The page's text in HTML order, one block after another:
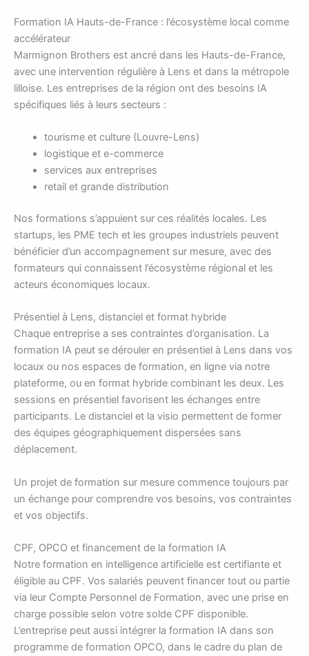
Formation IA Hauts-de-France : l’écosystème local comme
accélérateur
Marmignon Brothers est ancré dans les Hauts-de-France,
avec une intervention régulière à Lens et dans la métropole
lilloise. Les entreprises de la région ont des besoins IA
spécifiques liés à leurs secteurs :
tourisme et culture (Louvre-Lens)
logistique et e-commerce
services aux entreprises
retail et grande distribution
Nos formations s’appuient sur ces réalités locales. Les
startups, les PME tech et les groupes industriels peuvent
bénéficier d’un accompagnement sur mesure, avec des
formateurs qui connaissent l’écosystème régional et les
acteurs économiques locaux.
Présentiel à Lens, distanciel et format hybride
Chaque entreprise a ses contraintes d’organisation. La
formation IA peut se dérouler en présentiel à Lens dans vos
locaux ou nos espaces de formation, en ligne via notre
plateforme, ou en format hybride combinant les deux. Les
sessions en présentiel favorisent les échanges entre
participants. Le distanciel et la visio permettent de former
des équipes géographiquement dispersées sans
déplacement.
Un projet de formation sur mesure commence toujours par
un échange pour comprendre vos besoins, vos contraintes
et vos objectifs.
CPF, OPCO et financement de la formation IA
Notre formation en intelligence artificielle est certifiante et
éligible au CPF. Vos salariés peuvent financer tout ou partie
via leur Compte Personnel de Formation, avec une prise en
charge possible selon votre solde CPF disponible.
L’entreprise peut aussi intégrer la formation IA dans son
programme de formation OPCO, dans le cadre du plan de